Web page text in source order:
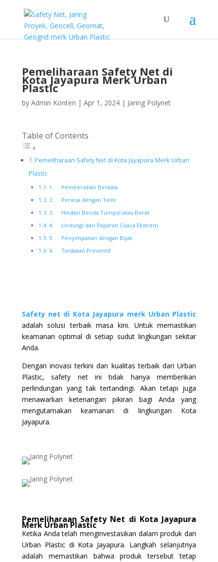
Pemeliharaan Safety Net di
Kota Jayapura Merk Urban
Plastic
by Admin Konten | Apr 1, 2024| Jaring Polynet
Table of Contents
Pemeliharaan Safety Net di Kota Jayapura Merk Urban
Plastic
1. Pembersihan Berkala
2. Periksa dengan Teliti
3. Hindari Benda Tumpul atau Berat
4. Lindungi dari Paparan Cuaca Ekstrem
5. Penyimpanan dengan Bijak
6. Tindakan Preventif
Safety net di Kota Jayapura merk Urban Plastic
adalah solusi terbaik masa kini. Untuk memastikan
keamanan optimal di setiap sudut lingkungan sekitar
Anda.
Dengan inovasi terkini dan kualitas terbaik dari Urban
Plastic, safety net ini tidak hanya memberikan
perlindungan yang tak tertandingi. Akan tetapi juga
menawarkan ketenangan pikiran bagi Anda yang
mengutamakan keamanan di lingkungan Kota
Jayapura.
Pemeliharaan Safety Net di Kota Jayapura
Merk Urban Plastic
Ketika Anda telah menginvestasikan dalam produk dari
Urban Plastic di Kota Jayapura. Langkah selanjutnya
adalah memastikan bahwa produk tersebut tetap